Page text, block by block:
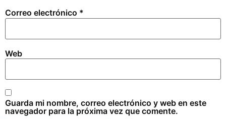
Correo electrónico *
Web
Guarda mi nombre, correo electrónico y web en este
navegador para la próxima vez que comente.